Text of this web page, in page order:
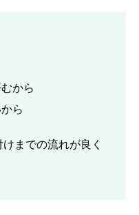
から
ら
までの流れが良く